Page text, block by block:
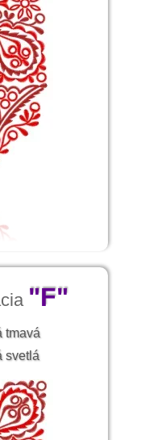
"F"
tmavá
svetlá